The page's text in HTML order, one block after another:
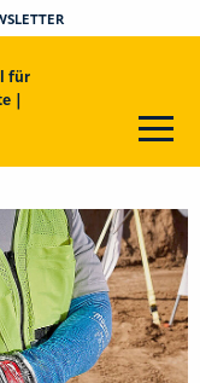
für
|